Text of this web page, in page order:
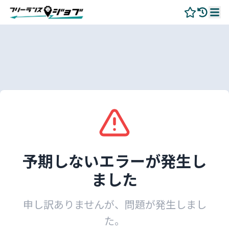
予期しないエラーが発生し
ました
申し訳ありませんが、問題が発生しまし
た。